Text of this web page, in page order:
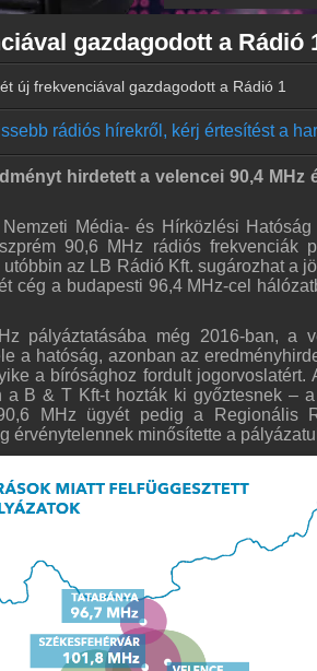
gazdagodott a Rádió
új frekvenciával gazdagodott a Rádió 1
rádiós hírekről, kérj értesítést a
hirdetett a velencei 90,4 MHz
Média- és Hírközlési
90,6 MHz rádiós frekvenciák
az LB Rádió Kft. sugározhat a
cég a budapesti 96,4 MHz-cel
pályáztatásába még 2016-ban, a
a hatóság, azonban az
a bírósághoz fordult jogorvoslatért.
a B & T Kft-t hozták ki győztesnek –
MHz ügyét pedig a Regionális
érvénytelennek minősítette a